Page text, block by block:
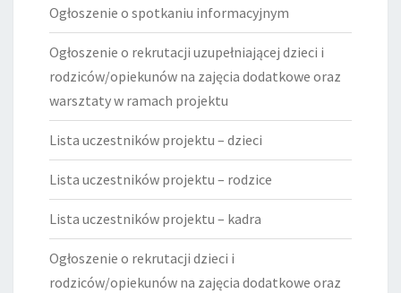
Ogłoszenie o spotkaniu informacyjnym
Ogłoszenie o rekrutacji uzupełniającej dzieci i
rodziców/opiekunów na zajęcia dodatkowe oraz
warsztaty w ramach projektu
Lista uczestników projektu – dzieci
Lista uczestników projektu – rodzice
Lista uczestników projektu – kadra
Ogłoszenie o rekrutacji dzieci i
rodziców/opiekunów na zajęcia dodatkowe oraz